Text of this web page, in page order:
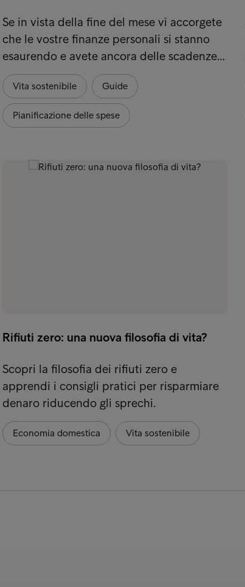
Se in vista della fine del mese vi accorgete
che le vostre finanze personali si stanno
esaurendo e avete ancora delle scadenze…
Vita sostenibile Guide
Pianificazione delle spese
Rifiuti zero: una nuova filosofia di vita?
Scopri la filosofia dei rifiuti zero e
apprendi i consigli pratici per risparmiare
denaro riducendo gli sprechi.
Economia domestica Vita sostenibile